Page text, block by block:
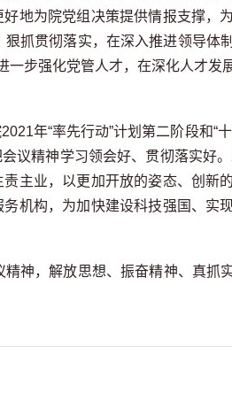
地为院党组决策提供情报支撑，
抓贯彻落实，在深入推进领导体
步强化党管人才，在深化人才发
年“率先行动”计划第二阶段和“
议精神学习领会好、贯彻落实好。
主业，以更加开放的姿态、创新
机构，为加快建设科技强国、实
精神，解放思想、振奋精神、真抓